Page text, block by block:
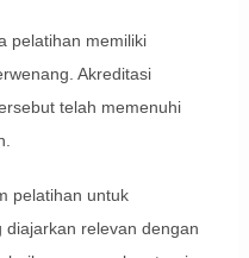
pelatihan memiliki
Akreditasi
telah memenuhi
pelatihan untuk
relevan dengan